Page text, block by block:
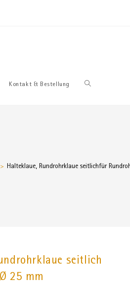
Kontakt & Bestellung
> Halteklaue, Rundrohrklaue seitlichfür
seitlich
25 mm